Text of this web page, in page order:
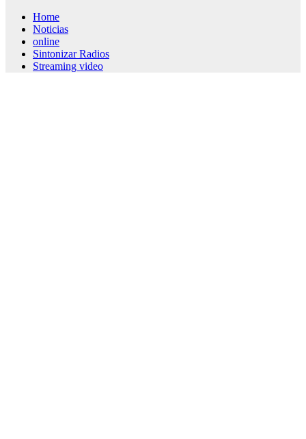
Home
Noticias
online
Sintonizar Radios
Streaming video